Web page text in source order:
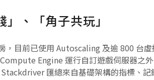
、「角子共玩」
，目前已使用 Autoscaling 及逾 800 台
Engine 運行自訂遊戲伺服器之
匯總來自基礎架構的指標、